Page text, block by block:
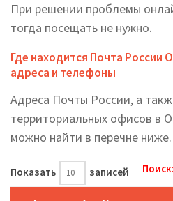
При решении проблемы
тогда посещать не нужно.
Где находится Почта России
адреса и телефоны
Адреса Почты России, а
территориальных офисов в
можно найти в перечне ниже.
Показать записей Поиск: